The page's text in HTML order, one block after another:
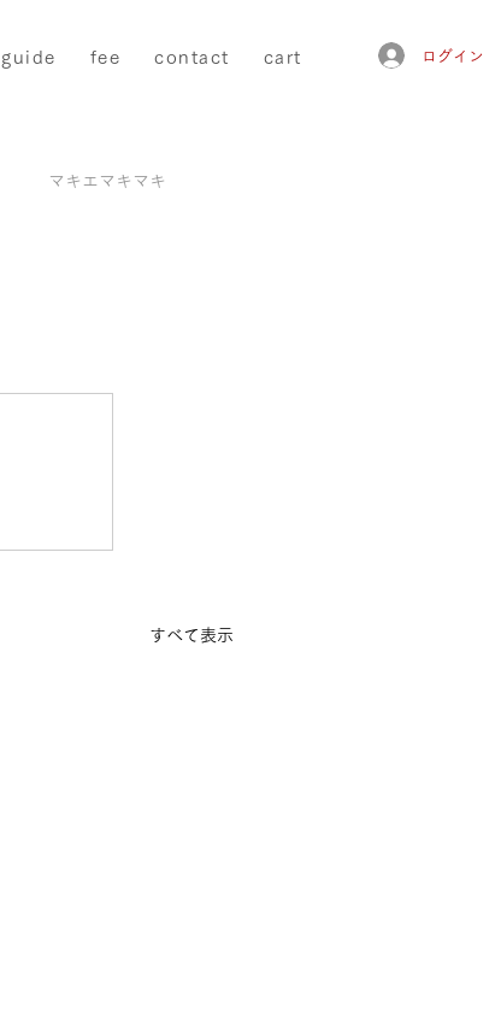
guide fee contact cart ログイン
マキエマキマキ
すべて表示